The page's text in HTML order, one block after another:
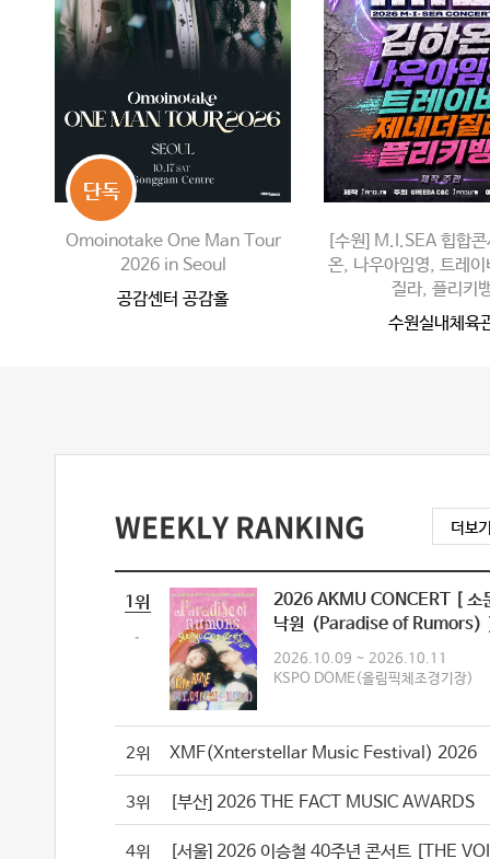
Omoinotake One Man Tour
2026 in Seoul
공감센터 공감홀
단독
[수원] M.I.SEA 힙합
온, 나우아임영, 트레
질라, 플리키
수원실내체육
WEEKLY RANKING
1위
-
2026 AKMU CONCERT [ 소
낙원（Paradise of Rumors
2026.10.09 ~ 2026.10.11
KSPO DOME(올림픽체조경기장)
2위 XMF(Xnterstellar Music Festival) 2026
3위 [부산] 2026 THE FACT MUSIC AWARDS
4위